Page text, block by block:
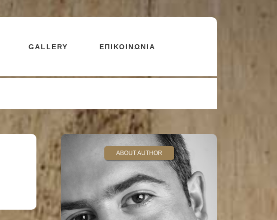
GALLERY ΕΠΙΚΟΙΝΩΝΙΑ
ABOUT AUTHOR